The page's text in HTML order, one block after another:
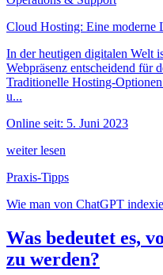
Cloud Hosting: Eine moderne
In der heutigen digitalen Welt
Webpräsenz entscheidend für
Traditionelle Hosting-
u...
Online seit: 5. Juni 2023
weiter lesen
Praxis-Tipps
Wie man von ChatGPT
Was bedeutet es,
zu werden?